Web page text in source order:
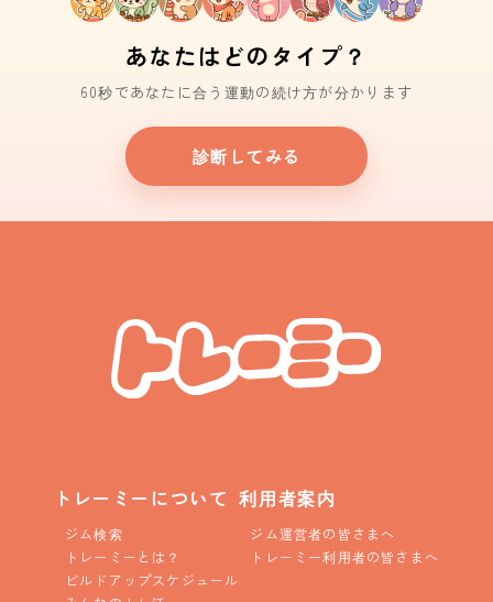
あなたはどのタイプ？
60秒であなたに合う運動の続け方が分かります
診断してみる
トレーミーについて
ジム検索
トレーミーとは？
ビルドアップスケジュール
利用者案内
ジム運営者の皆さまへ
トレーミー利用者の皆さまへ